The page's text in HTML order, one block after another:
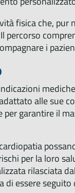
fisica che,
i
alle sue
garantire il
per la loro
rilasciata
di essere